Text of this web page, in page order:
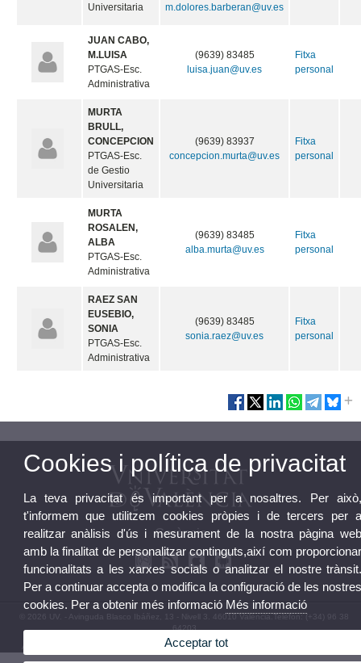
Universitaria
m.dolores.barberan@uv.es
JUAN CABO,
M.LUISA
PTGAS-Esc.
Administrativa
(9639) 83485
luisa.juan@uv.es
Fitxa
personal
MURTA
BRULL,
CONCEPCION
PTGAS-Esc.
de Gestio
Universitaria
(9639) 83937
concepcion.murta@uv.es
Fitxa
personal
MURTA
ROSALEN,
ALBA
PTGAS-Esc.
Administrativa
(9639) 83485
alba.murta@uv.es
Fitxa
personal
RAEZ SAN
EUSEBIO,
SONIA
PTGAS-Esc.
Administrativa
(9639) 83485
sonia.raez@uv.es
Fitxa
personal
Gerència
© 2026 UV. - Avinguda Blasco Ibáñez, 13 - Nivell 3. 46010 València.Telèfon: (+34) 96 38
Avís legal Política privacitat|Cookies|Transparència
Cookies i política de privacitat
La teva privacitat és important per a nosaltres. Per
t'informem que utilitzem cookies pròpies i de tercers per
realitzar anàlisis d'ús i mesurament de la nostra pàgina
amb la finalitat de personalitzar continguts,així com
funcionalitats a les xarxes socials o analitzar el nostre
Per a continuar accepta o modifica la configuració de les
cookies. Per a obtenir més informació Més informació
Acceptar tot